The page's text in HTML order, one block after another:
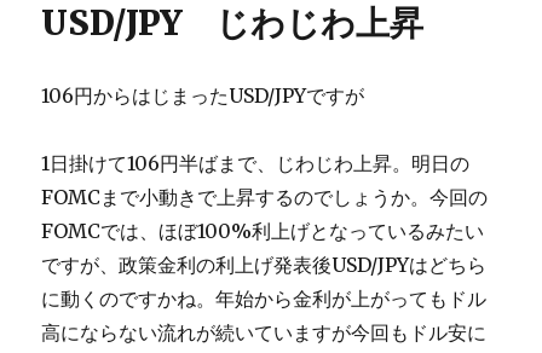
USD/JPY じわじわ上昇
106円からはじまったUSD/JPYですが
1日掛けて106円半ばまで、じわじわ上昇。明日の
FOMCまで小動きで上昇するのでしょうか。今回の
FOMCでは、ほぼ100%利上げとなっているみたい
ですが、政策金利の利上げ発表後USD/JPYはどちら
に動くのですかね。年始から金利が上がってもドル
高にならない流れが続いていますが今回もドル安に